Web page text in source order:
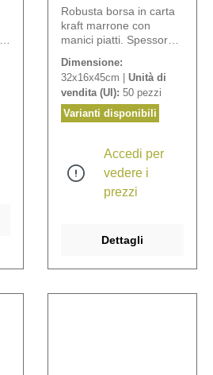
Robusta borsa in carta
kraft marrone con
manici piatti. Spessore
Dimensione:
32x16x45cm | Unità di
vendita (UI): 50 pezzi
Varianti disponibili
Accedi per
vedere i
prezzi
Dettagli